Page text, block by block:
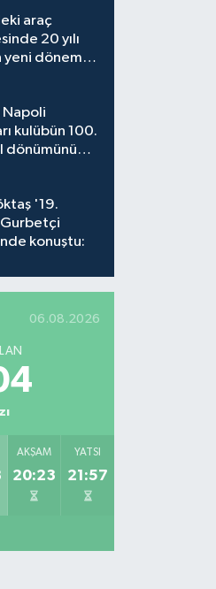
araç
20 yılı
yeni dönem
Napoli
kulübün 100.
dönümünü
'19.
konuştu:
06.08.2026
AKŞAM
20:23
YATSI
21:57